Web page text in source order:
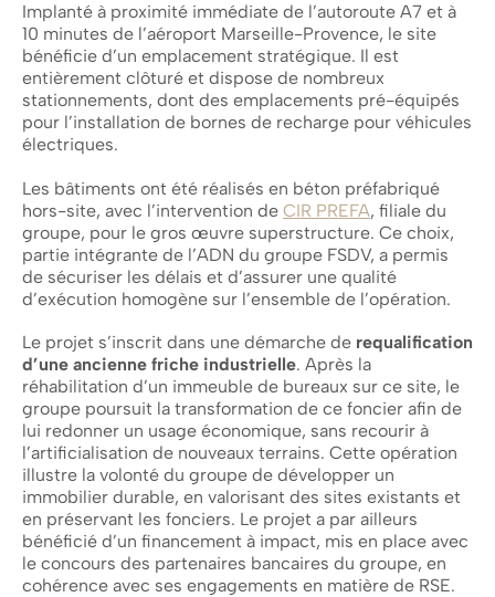
Implanté à proximité immédiate de l’autoroute A7 et à
10 minutes de l’aéroport Marseille-Provence, le site
bénéficie d’un emplacement stratégique. Il est
entièrement clôturé et dispose de nombreux
stationnements, dont des emplacements pré-équipés
pour l’installation de bornes de recharge pour véhicules
électriques.
Les bâtiments ont été réalisés en béton préfabriqué
hors-site, avec l’intervention de CIR PREFA, filiale du
groupe, pour le gros œuvre superstructure. Ce choix,
partie intégrante de l’ADN du groupe FSDV, a permis
de sécuriser les délais et d’assurer une qualité
d’exécution homogène sur l’ensemble de l’opération.
Le projet s’inscrit dans une démarche de requalification
d’une ancienne friche industrielle. Après la
réhabilitation d’un immeuble de bureaux sur ce site, le
groupe poursuit la transformation de ce foncier afin de
lui redonner un usage économique, sans recourir à
l’artificialisation de nouveaux terrains. Cette opération
illustre la volonté du groupe de développer un
immobilier durable, en valorisant des sites existants et
en préservant les fonciers. Le projet a par ailleurs
bénéficié d’un financement à impact, mis en place avec
le concours des partenaires bancaires du groupe, en
cohérence avec ses engagements en matière de RSE.